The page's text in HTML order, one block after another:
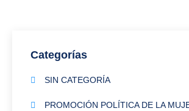
Categorías
SIN CATEGORÍA
PROMOCIÓN POLÍTICA DE LA